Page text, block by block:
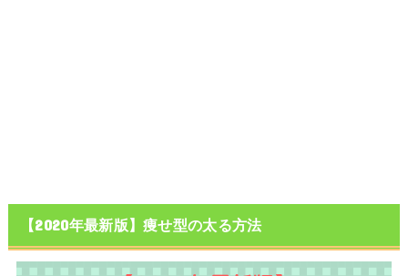
【2020年最新版】痩せ型の太る方法